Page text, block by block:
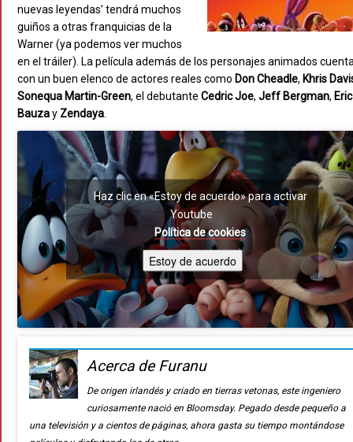
nuevas leyendas’ tendrá muchos
guiños a otras franquicias de la
Warner (ya podemos ver muchos
en el tráiler). La película además de los personajes animados
con un buen elenco de actores reales como Don Cheadle, Khris
Sonequa Martin-Green, el debutante Cedric Joe, Jeff Bergman, Eric
Bauzay Zendaya.
Haz clic en «Estoy de acuerdo» para activar
Youtube
Política de cookies
Estoy de acuerdo
Acerca de Furanu
De origen irlandés y criado en tierras vetonas, este ingeniero
curiosamente nació en Bloomsday. Pegado desde pequeño a
una televisión y a cientos de páginas, ahora gasta su tiempo montándose